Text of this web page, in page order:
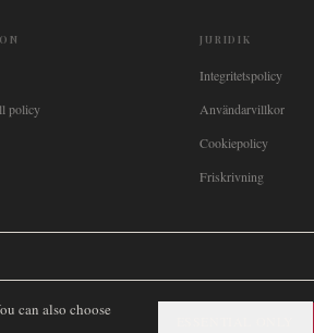
policy
JURIDIK
Integritetspolicy
Användarvillkor
Cookiepolicy
Friskrivning
can also choose